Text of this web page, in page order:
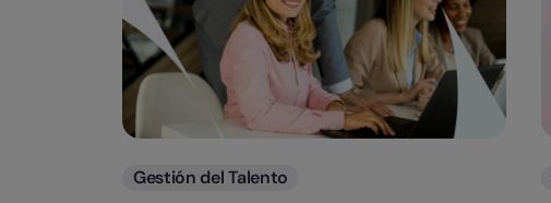
Categorias
Gestión del Talento